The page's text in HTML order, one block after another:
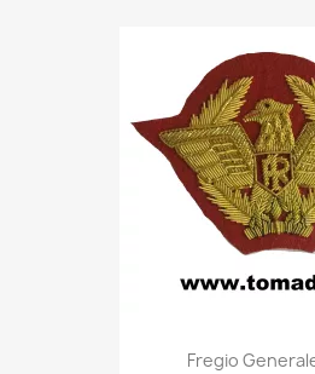
Quick
Fregio